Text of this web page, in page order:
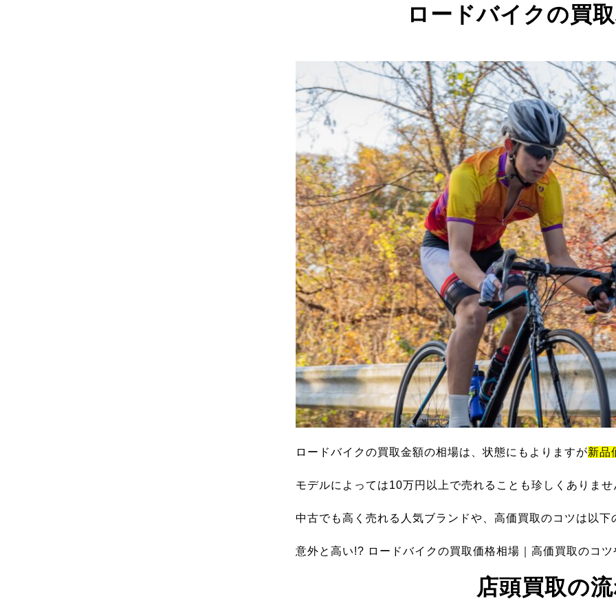
ロードバイクの買
ロードバイクの買取金額の相場は、状態にもよりますが新品
モデルによっては10万円以上で売れることも珍しくありませ
中古でも高く売れる人気ブランドや、高価買取のコツは以
意外と高い!? ロードバイクの買取価格相場｜高価買取のコ
店頭買取の